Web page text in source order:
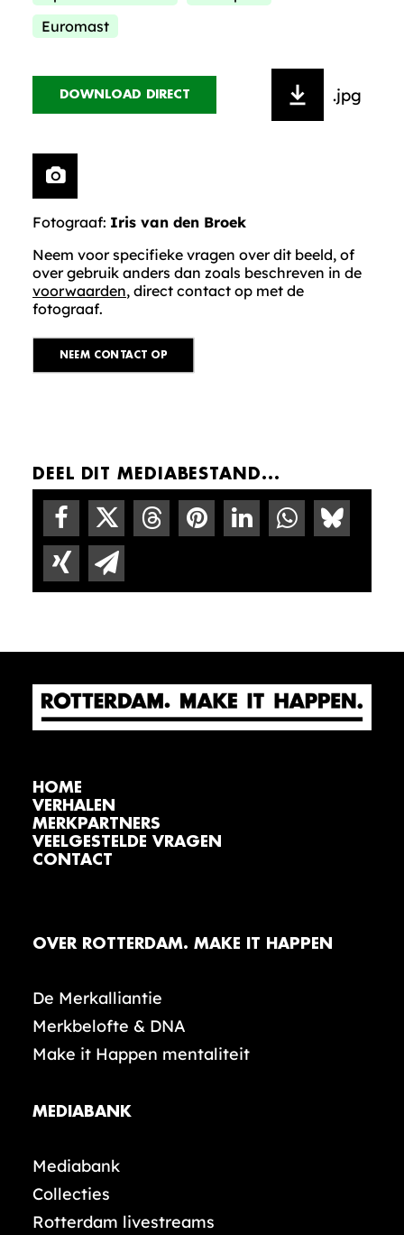
Euromast
DOWNLOAD DIRECT .jpg
Fotograaf: Iris van den Broek
Neem voor specifieke vragen over dit beeld, of
over gebruik anders dan zoals beschreven in de
voorwaarden, direct contact op met de
fotograaf.
NEEM CONTACT OP
DEEL DIT MEDIABESTAND...
HOME
VERHALEN
MERKPARTNERS
VEELGESTELDE VRAGEN
CONTACT
OVER ROTTERDAM. MAKE IT HAPPEN
De Merkalliantie
Merkbelofte & DNA
Make it Happen mentaliteit
MEDIABANK
Mediabank
Collecties
Rotterdam livestreams